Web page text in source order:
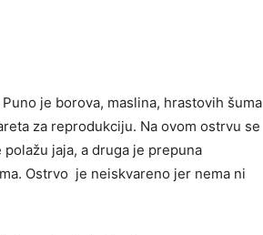
je borova, maslina, hrastovih šuma
za reprodukciju. Na ovom ostrvu se
jaja, a druga je prepuna
Ostrvo je neiskvareno jer nema ni